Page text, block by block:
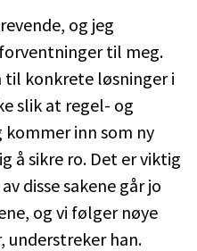
og jeg
til meg.
til konkrete løsninger i
slik at regel- og
inn som ny
å sikre ro. Det er viktig
disse sakene går jo
og vi følger nøye
understreker han.